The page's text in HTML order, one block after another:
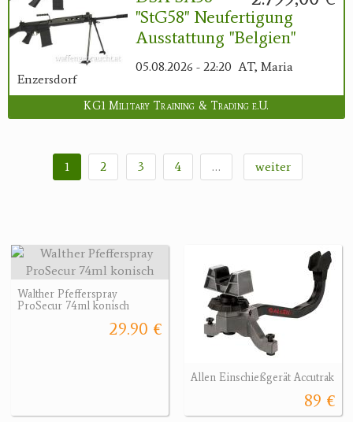
"StG58" Neufertigung
Ausstattung "Belgien"
05.08.2026 - 22:20 AT, Maria
Enzersdorf
KG1 Military Training & Trading e.U.
1 2 3 4 … weiter
Walther Pfefferspray
ProSecur 74ml konisch
29.90 €
Allen Einschießgerät Accutrak
89 €